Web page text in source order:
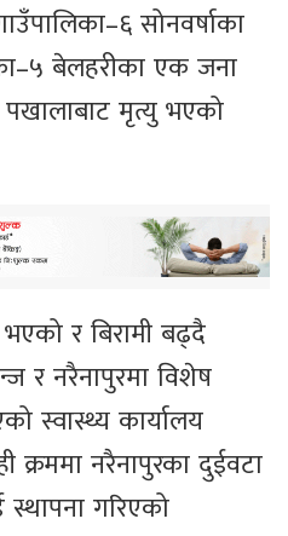
सोनवर्षाका
बेलहरीका एक जना
मृत्यु भएको
र बिरामी बढ्दै
र नरैनापुरमा विशेष
स्वास्थ्य कार्यालय
नरैनापुरका दुईवटा
स्थापना गरिएको